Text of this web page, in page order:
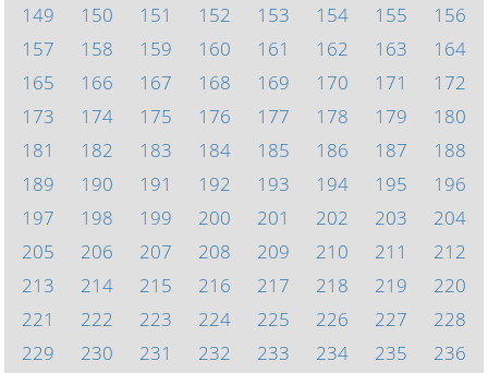
149
150 151 152 153 154 155
156
157
158 159 160 161 162 163
164
165
166 167 168 169 170 171
172
173
174 175 176 177 178 179
180
181
182 183 184 185 186 187
188
189
190 191 192 193 194 195
196
197
198 199 200 201 202 203
204
205
206 207 208 209 210 211
212
213
214 215 216 217 218 219
220
221
222 223 224 225 226 227
228
229
230 231 232 233 234 235
236